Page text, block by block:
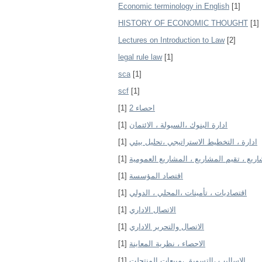
Economic terminology in English [1]
HISTORY OF ECONOMIC THOUGHT [1]
Lectures on Introduction to Law[2]
legal rule law[1]
sca[1]
scf [1]
احصاء 2
[1]
ادارة البنوك ،السيولة ، الائتمان [1]
ادارة ، التخطيط الاستراتيجي ،تحليل بيئي [1]
، تقيم المشاريع ، المشاريع العمومية [1]
اقتصاد المؤسسة [1]
اقتصاديات ، تأمينات ،المحلي ، الدولي [1]
الاتصال الاداري [1]
الاتصال والتحرير الاداري [1]
الاحصاء ، نظرية المعاينة [1]